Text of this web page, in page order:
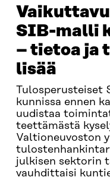
SIB-malli
– tietoa ja
lisää
Tulosperusteiset
kunnissa ennen
uudistaa
teettämästä
Valtioneuvoston
julkisen sektorin
vauhdittaisi